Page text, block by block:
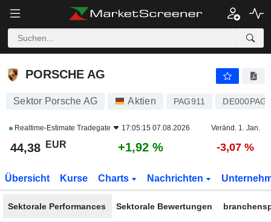
PORSCHE AG
PORSCHE AG
Sektor Porsche AG Aktien PAG911
Realtime-Estimate Tradegate 17:05:15 07.08.2026 Veränd. 1. Jan.
44,38 EUR +1,92 % -3,07 %
Übersicht Kurse Charts Nachrichten
Sektorale Performances Sektorale Bewertungen